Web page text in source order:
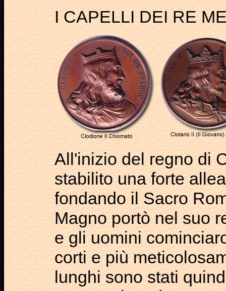
I CAPELLI DEI RE
All'inizio del regno di
stabilito una forte
fondando il Sacro
Magno portò nel suo
e gli uomini
corti e più
lunghi sono stati